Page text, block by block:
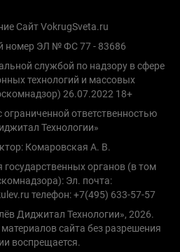
Сайт VokrugSveta.ru
номер ЭЛ № ФС 77 - 83686
службой по надзору в сфере
технологий и массовых
26.07.2022 18+
ответственностью
Технологии»
Комаровская А. В.
органов (в том
Эл. почта:
телефон: +7(495) 633-57-57
Диджитал Технологии», 2026.
сайта без разрешения
воспрещается.